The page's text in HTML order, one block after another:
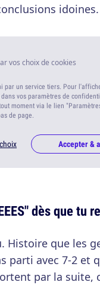
idoines.
vos choix de cookies
par un service tiers. Pour
vos paramètres de
moment via le lien
de page.
Accepter &
dès que tu
Histoire que les
parti avec 7-2 et
par la suite,